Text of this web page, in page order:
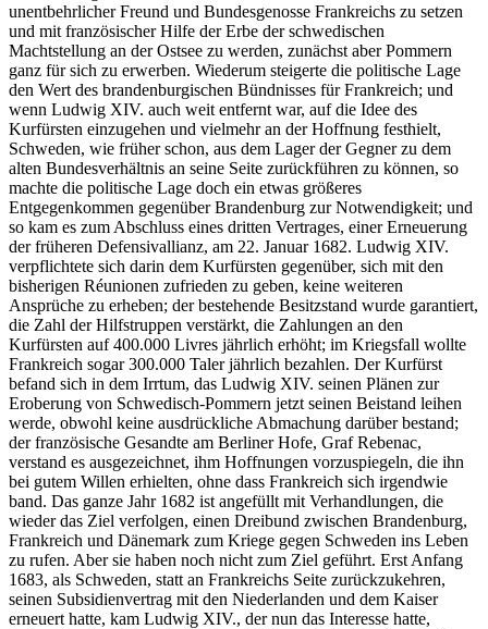
unentbehrlicher Freund und Bundesgenosse Frankreichs zu setzen
und mit französischer Hilfe der Erbe der schwedischen
Machtstellung an der Ostsee zu werden, zunächst aber Pommern
ganz für sich zu erwerben. Wiederum steigerte die politische Lage
den Wert des brandenburgischen Bündnisses für Frankreich; und
wenn Ludwig XIV. auch weit entfernt war, auf die Idee des
Kurfürsten einzugehen und vielmehr an der Hoffnung festhielt,
Schweden, wie früher schon, aus dem Lager der Gegner zu dem
alten Bundesverhältnis an seine Seite zurückführen zu können, so
machte die politische Lage doch ein etwas größeres
Entgegenkommen gegenüber Brandenburg zur Notwendigkeit; und
so kam es zum Abschluss eines dritten Vertrages, einer Erneuerung
der früheren Defensivallianz, am 22. Januar 1682. Ludwig XIV.
verpflichtete sich darin dem Kurfürsten gegenüber, sich mit den
bisherigen Réunionen zufrieden zu geben, keine weiteren
Ansprüche zu erheben; der bestehende Besitzstand wurde garantiert,
die Zahl der Hilfstruppen verstärkt, die Zahlungen an den
Kurfürsten auf 400.000 Livres jährlich erhöht; im Kriegsfall wollte
Frankreich sogar 300.000 Taler jährlich bezahlen. Der Kurfürst
befand sich in dem Irrtum, das Ludwig XIV. seinen Plänen zur
Eroberung von Schwedisch-Pommern jetzt seinen Beistand leihen
werde, obwohl keine ausdrückliche Abmachung darüber bestand;
der französische Gesandte am Berliner Hofe, Graf Rebenac,
verstand es ausgezeichnet, ihm Hoffnungen vorzuspiegeln, die ihn
bei gutem Willen erhielten, ohne dass Frankreich sich irgendwie
band. Das ganze Jahr 1682 ist angefüllt mit Verhandlungen, die
wieder das Ziel verfolgen, einen Dreibund zwischen Brandenburg,
Frankreich und Dänemark zum Kriege gegen Schweden ins Leben
zu rufen. Aber sie haben noch nicht zum Ziel geführt. Erst Anfang
1683, als Schweden, statt an Frankreichs Seite zurückzukehren,
seinen Subsidienvertrag mit den Niederlanden und dem Kaiser
erneuert hatte, kam Ludwig XIV., der nun das Interesse hatte,